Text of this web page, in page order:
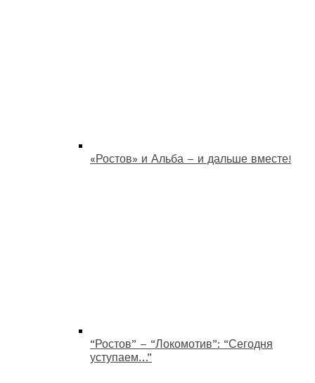
«Ростов» и Альба – и дальше вместе!
“Ростов” – “Локомотив”: “Сегодня
уступаем…”